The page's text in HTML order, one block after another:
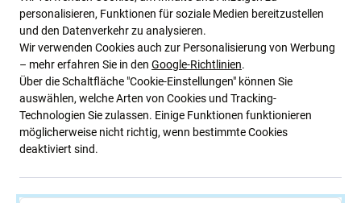
1,93 € 0,97 €
personalisieren, Funktionen für soziale Medien bereitzustellen
und den Datenverkehr zu analysieren.
Wir verwenden Cookies auch zur Personalisierung von Werbung
– mehr erfahren Sie in den Google-Richtlinien.
Über die Schaltfläche "Cookie-Einstellungen" können Sie
auswählen, welche Arten von Cookies und Tracking-
Technologien Sie zulassen. Einige Funktionen funktionieren
möglicherweise nicht richtig, wenn bestimmte Cookies
deaktiviert sind.